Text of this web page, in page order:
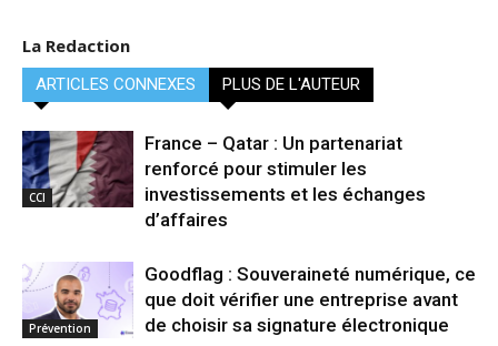
La Redaction
ARTICLES CONNEXES PLUS DE L'AUTEUR
CCI
France – Qatar : Un partenariat
renforcé pour stimuler les
investissements et les échanges
d’affaires
Prévention
Goodflag : Souveraineté numérique, ce
que doit vérifier une entreprise avant
de choisir sa signature électronique